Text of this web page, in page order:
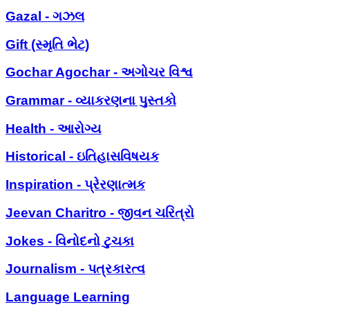
Gazal - ગઝલ
Gift (સ્મૃતિ ભેટ)
Gochar Agochar - અગોચર વિશ્વ
Grammar - વ્યાકરણના પુસ્તકો
Health - આરોગ્ય
Historical - ઇતિહાસવિષયક
Inspiration - પ્રેરણાત્મક
Jeevan Charitro - જીવન ચરિત્રો
Jokes - વિનોદનો ટુચકા
Journalism - પત્રકારત્વ
Language Learning